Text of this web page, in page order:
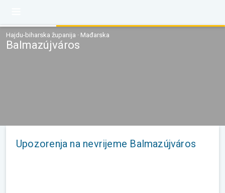
Hajdu-biharska županija · Mađarska
Balmazújváros
Upozorenja na nevrijeme Balmazújváros